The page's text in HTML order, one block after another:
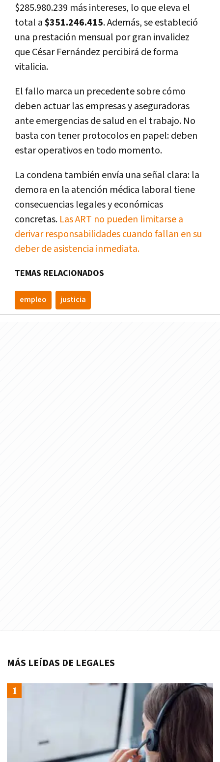
$285.980.239 más intereses, lo que eleva el
total a$351.246.415. Además, se estableció
una prestación mensual por gran invalidez
que César Fernández percibirá de forma
vitalicia.
El fallo marca un precedente sobre cómo
deben actuar las empresas y aseguradoras
ante emergencias de salud en el trabajo. No
basta con tener protocolos en papel: deben
estar operativos en todo momento.
La condena también envía una señal clara: la
demora en la atención médica laboral tiene
consecuencias legales y económicas
concretas. Las ART no pueden limitarse a
derivar responsabilidades cuando fallan en su
deber de asistencia inmediata.
TEMAS RELACIONADOS
empleo justicia
MÁS LEÍDAS DE LEGALES